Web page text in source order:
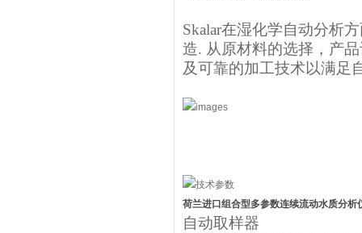
Skalar在湿化学自动分析
造. 从原材料的选择，产
及可靠的加工技术以满足
荷兰进口组合型多参数连续流动水质分析
自动取样器